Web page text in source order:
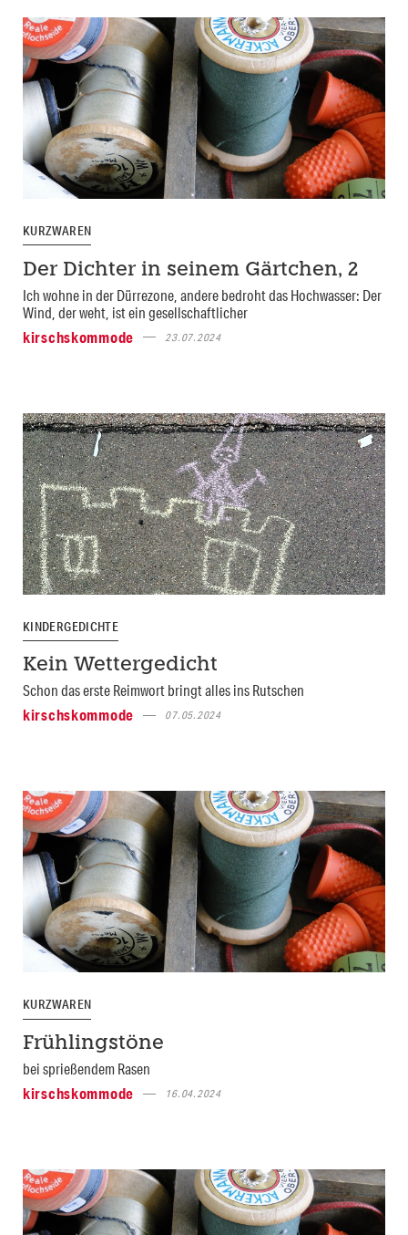
KURZWAREN
Der Dichter in seinem Gärtchen, 2
Ich wohne in der Dürrezone, andere bedroht das Hochwasser: Der
Wind, der weht, ist ein gesellschaftlicher
kirschskommode
23.07.2024
KINDERGEDICHTE
Kein Wettergedicht
Schon das erste Reimwort bringt alles ins Rutschen
kirschskommode
07.05.2024
KURZWAREN
Frühlingstöne
bei sprießendem Rasen
kirschskommode
16.04.2024